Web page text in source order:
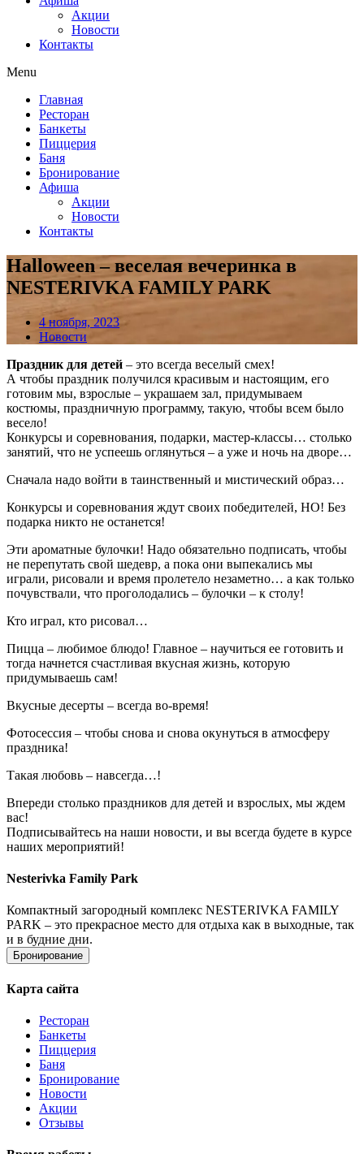
Акции
Новости
Контакты
Menu
Главная
Ресторан
Банкеты
Пиццерия
Баня
Бронирование
Афиша
Акции
Новости
Контакты
Halloween – веселая вечеринка в
NESTERIVKA FAMILY PARK
4 ноября, 2023
Новости
Праздник для детей – это всегда веселый смех!
А чтобы праздник получился красивым и настоящим, его
готовим мы, взрослые – украшаем зал, придумываем
костюмы, праздничную программу, такую, чтобы всем было
весело!
Конкурсы и соревнования, подарки, мастер-классы… столько
занятий, что не успеешь оглянуться – а уже и ночь на дворе…
Сначала надо войти в таинственный и мистический образ…
Конкурсы и соревнования ждут своих победителей, НО! Без
подарка никто не останется!
Эти ароматные булочки! Надо обязательно подписать, чтобы
не перепутать свой шедевр, а пока они выпекались мы
играли, рисовали и время пролетело незаметно… а как только
почувствали, что проголодались – булочки – к столу!
Кто играл, кто рисовал…
Пицца – любимое блюдо! Главное – научиться ее готовить и
тогда начнется счастливая вкусная жизнь, которую
придумываешь сам!
Вкусные десерты – всегда во-время!
Фотосессия – чтобы снова и снова окунуться в атмосферу
праздника!
Такая любовь – навсегда…!
Впереди столько праздников для детей и взрослых, мы ждем
вас!
Подписывайтесь на наши новости, и вы всегда будете в курсе
наших мероприятий!
Nesterivka Family Park
Компактный загородный комплекс NESTERIVKA FAMILY
PARK – это прекрасное место для отдыха как в выходные, так
и в будние дни.
Бронирование
Карта сайта
Ресторан
Банкеты
Пиццерия
Баня
Бронирование
Новости
Акции
Отзывы